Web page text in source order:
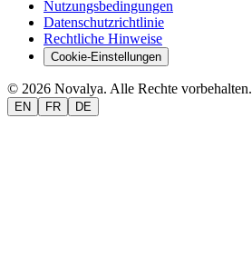
Nutzungsbedingungen
Datenschutzrichtlinie
Rechtliche Hinweise
Cookie-Einstellungen
© 2026 Novalya. Alle Rechte vorbehalten.
EN FR DE